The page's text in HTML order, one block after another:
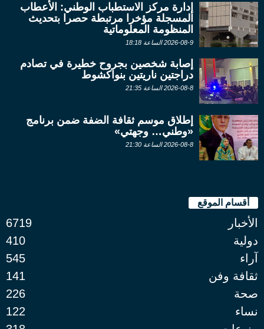
إدارة مركز الاستطباب الوطني: الأعطاب
المسجلة مؤخرا مرتبطة حصرا بتحديث
المنظومة المعلوماتية
2026-08-9 الساعة 18:18
إصابة شخصين بجروح خطيرة في تصادم
دراجتين ناريتين بنواكشوط
2026-08-8 الساعة 21:35
إطلاق موسم ثقافة الضفة ضمن برنامج
«وطني… وجهتي»
2026-08-8 الساعة 21:30
أقسام الموقع
الأخبار
6719
دولية
410
آراء
545
ثقافة وفن
141
صحة
226
نساء
122